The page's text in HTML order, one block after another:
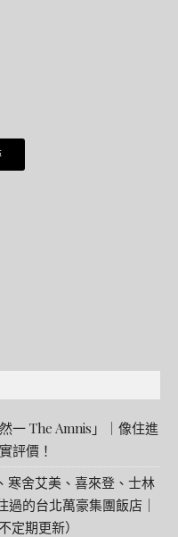
一 The Amnis」｜像住進
評價！
寒舍艾美、喜來登、士林
過的台北萬豪集團飯店｜
定期更新）